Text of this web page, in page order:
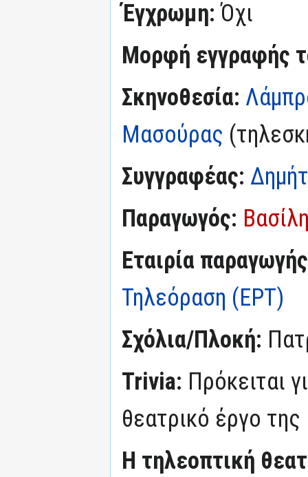
Έγχρωμη:Όχι
Μορφή εγγραφής
Σκηνοθεσία:
Μασούρας
Συγγραφέας:
Παραγωγός:
Εταιρία
Τηλεόραση (ΕΡΤ)
Σχόλια/Πλοκή:
Trivia: Πρόκειται
θεατρικό έργο
Η τηλεοπτική